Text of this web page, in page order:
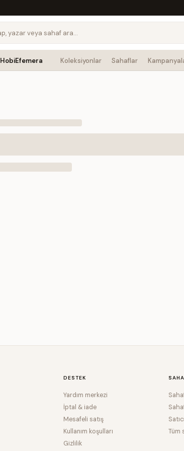
HobiEfemera Koleksiyonlar Sahaflar
DESTEK
Yardım merkezi
İptal & iade
Mesafeli satış
Kullanım koşulları
Gizlilik
Tüm